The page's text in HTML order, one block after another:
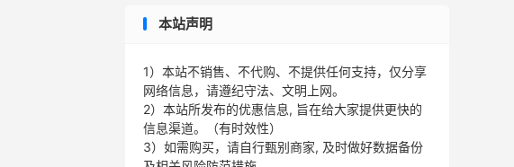
本站声明
1）本站不销售、不代购、不提供任何支持，仅分享
网络信息，请遵纪守法、文明上网。
2）本站所发布的优惠信息, 旨在给大家提供更快的
信息渠道。（有时效性）
3）如需购买，请自行甄别商家, 及时做好数据备份